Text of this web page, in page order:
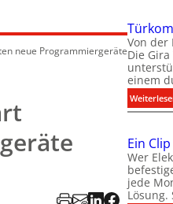
neue Programmiergeräte
Von der
Die
einem
Ein
Wer
jede
Lösung.